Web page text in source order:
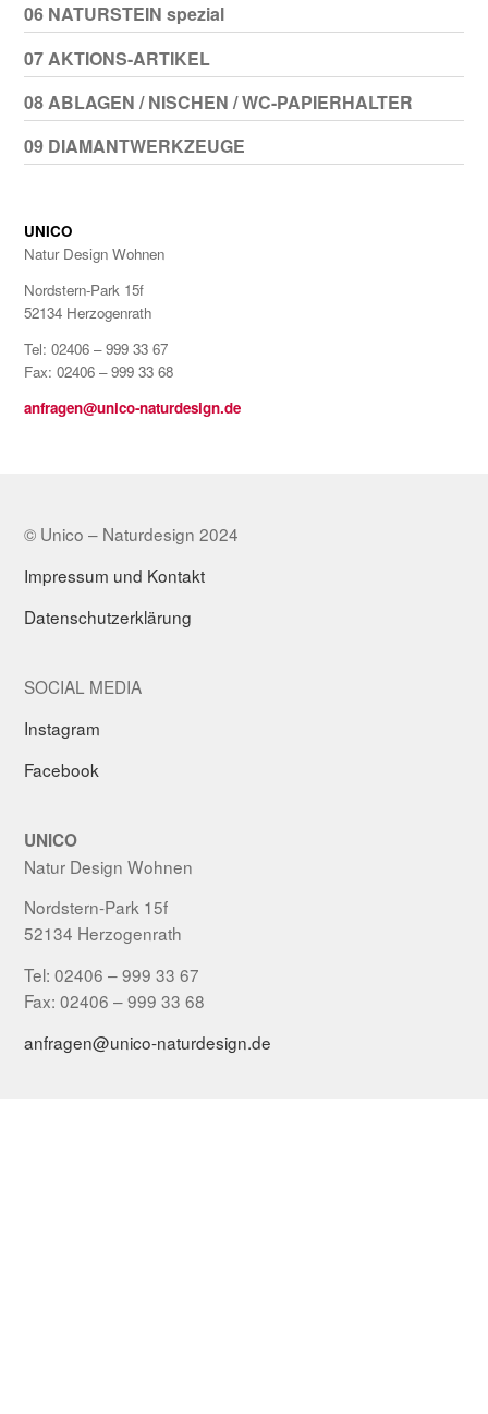
06 NATURSTEIN spezial
07 AKTIONS-ARTIKEL
08 ABLAGEN / NISCHEN / WC-PAPIERHALTER
09 DIAMANTWERKZEUGE
UNICO
Natur Design Wohnen
Nordstern-Park 15f
52134 Herzogenrath
Tel: 02406 – 999 33 67
Fax: 02406 – 999 33 68
anfragen@unico-naturdesign.de
© Unico – Naturdesign 2024
Impressum und Kontakt
Datenschutzerklärung
SOCIAL MEDIA
Instagram
Facebook
UNICO
Natur Design Wohnen
Nordstern-Park 15f
52134 Herzogenrath
Tel: 02406 – 999 33 67
Fax: 02406 – 999 33 68
anfragen@unico-naturdesign.de